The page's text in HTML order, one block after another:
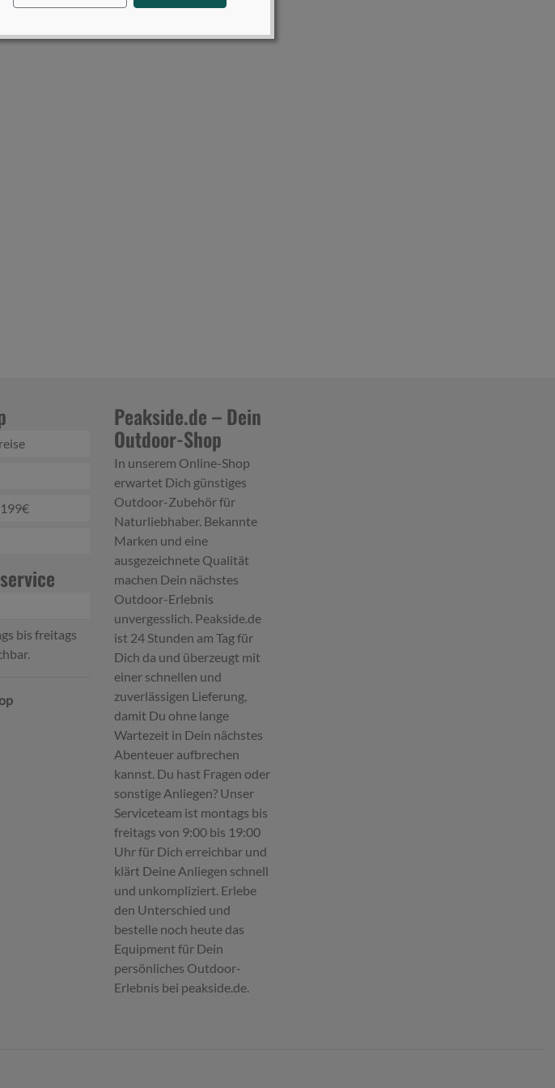
bis freitags
Peakside.de – Dein
Outdoor-Shop
In unserem Online-Shop
erwartet Dich günstiges
Outdoor-Zubehör für
Naturliebhaber. Bekannte
Marken und eine
ausgezeichnete Qualität
machen Dein nächstes
Outdoor-Erlebnis
unvergesslich. Peakside.de
ist 24 Stunden am Tag für
Dich da und überzeugt mit
einer schnellen und
zuverlässigen Lieferung,
damit Du ohne lange
Wartezeit in Dein nächstes
Abenteuer aufbrechen
kannst. Du hast Fragen oder
sonstige Anliegen? Unser
Serviceteam ist montags bis
freitags von 9:00 bis 19:00
Uhr für Dich erreichbar und
klärt Deine Anliegen schnell
und unkompliziert. Erlebe
den Unterschied und
bestelle noch heute das
Equipment für Dein
persönliches Outdoor-
Erlebnis bei peakside.de.